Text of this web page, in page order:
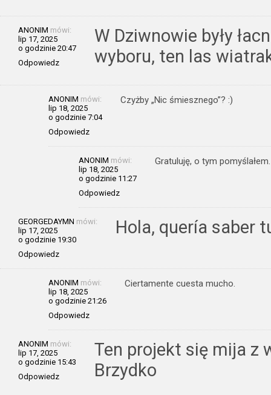
ANONIM mówi:
lip 17, 2025
o godzinie 20:47
Odpowiedz
W Dziwnowie były
wyboru, ten las
ANONIM mówi:
lip 18, 2025
o godzinie 7:04
Odpowiedz
Czyżby „Nic śmiesznego”? :)
ANONIM mówi:
lip 18, 2025
o godzinie 11:27
Odpowiedz
Gratuluję, o tym pomyślałem.
GEORGEDAYMN mówi:
lip 17, 2025
o godzinie 19:30
Odpowiedz
Hola, quería saber
ANONIM mówi:
lip 18, 2025
o godzinie 21:26
Odpowiedz
Ciertamente cuesta mucho.
ANONIM mówi:
lip 17, 2025
o godzinie 15:43
Odpowiedz
Ten projekt się mija z
Brzydko